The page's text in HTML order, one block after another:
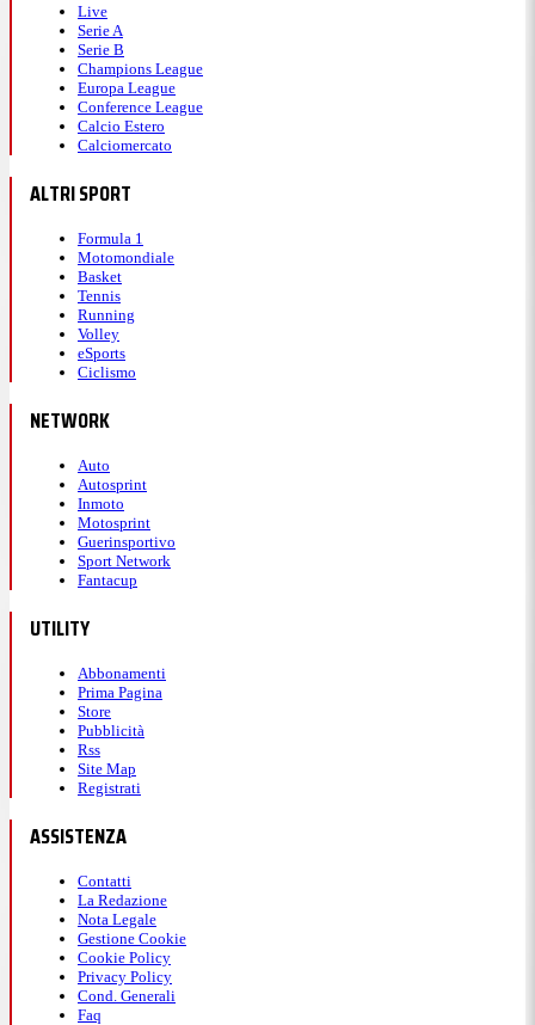
Live
Serie A
Serie B
Champions League
Europa League
Conference League
Calcio Estero
Calciomercato
ALTRI SPORT
Formula 1
Motomondiale
Basket
Tennis
Running
Volley
eSports
Ciclismo
NETWORK
Auto
Autosprint
Inmoto
Motosprint
Guerinsportivo
Sport Network
Fantacup
UTILITY
Abbonamenti
Prima Pagina
Store
Pubblicità
Rss
Site Map
Registrati
ASSISTENZA
Contatti
La Redazione
Nota Legale
Gestione Cookie
Cookie Policy
Privacy Policy
Cond. Generali
Faq